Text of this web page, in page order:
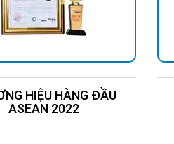
HIỆU HÀNG ĐẦU
ASEAN 2022